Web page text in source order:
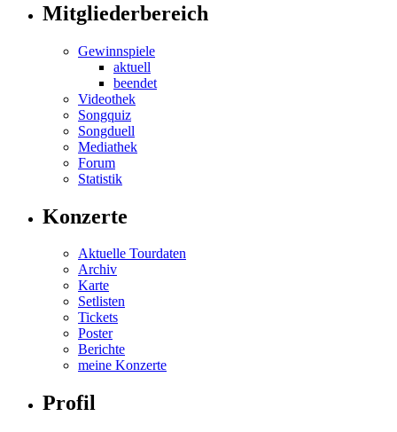
Mitgliederbereich
Gewinnspiele
aktuell
beendet
Videothek
Songquiz
Songduell
Mediathek
Forum
Statistik
Konzerte
Aktuelle Tourdaten
Archiv
Karte
Setlisten
Tickets
Poster
Berichte
meine Konzerte
Profil